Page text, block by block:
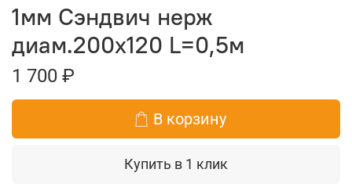
1мм Сэндвич нерж
диам.200х120 L=0,5м
1 700 ₽
В корзину
Купить в 1 клик